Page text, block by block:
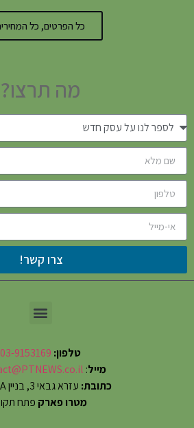
כל הפרטים, כל
מה תרצו?
צרו קשר!
טלפון: 03-9153169
מייל:
כתובת: עזרא גבאי 3, בניין A קומה 6
מטרו פארק פתח